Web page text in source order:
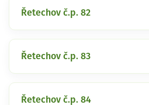
Řetechov č.p. 82
Řetechov č.p. 83
Řetechov č.p. 84